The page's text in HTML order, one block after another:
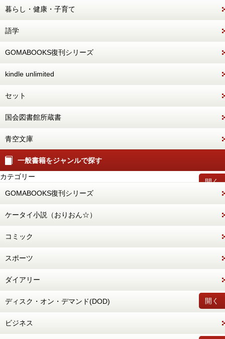
暮らし・健康・子育て
語学
GOMABOOKS復刊シリーズ
kindle unlimited
セット
国会図書館所蔵書
青空文庫
一般書籍をジャンルで探す
開く
カテゴリー
GOMABOOKS復刊シリーズ
ケータイ小説（おりおん☆）
コミック
スポーツ
ダイアリー
開く
ディスク・オン・デマンド(DOD)
ビジネス